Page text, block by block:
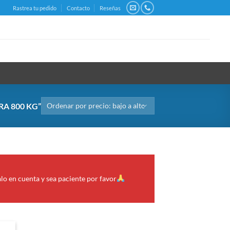
Rastrea tu pedido Contacto Reseñas
800 KG”
en cuenta y sea paciente por favor